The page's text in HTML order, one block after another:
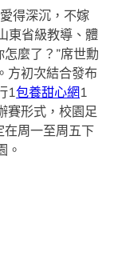
得深沉，不嫁
東省級教導、體
怎麼了？”席世勳
方初次結合發布
1包養甜心網1
賽形式，校園足
在周一至周五下
。